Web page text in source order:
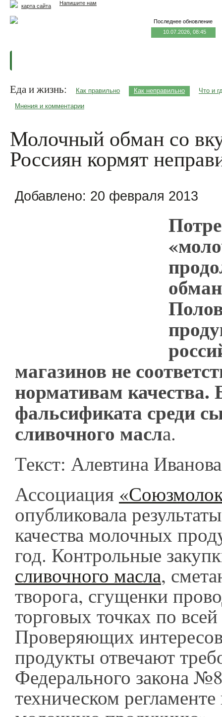
Напишите нам
карта сайта
Последнее обновление
10.07.2026, 08:45
Еда и жизнь: Как правильно Как неправильно Что и
Мнения и комментарии
Молочный обман со
Россиян кормят
Добавлено: 20 февраля 2013
магазинов не
нормативам качества.
фальсификата среди
сливочного масла.
Текст: Алевтина Иванова
Ассоциация
опубликовала
качества молочных
год. Контрольные
сливочного масла,
творога, сгущенки
торговых точках по
Проверяющих
продукты отвечают
Федерального закона
техническом